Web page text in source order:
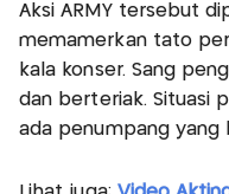
Aksi ARMY tersebut
memamerkan tato
kala konser. Sang
dan berteriak. Situasi
ada penumpang yang